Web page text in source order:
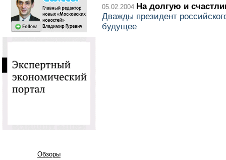
Обзоры
05.02.2004 На долгую и
Дважды президент
будущее